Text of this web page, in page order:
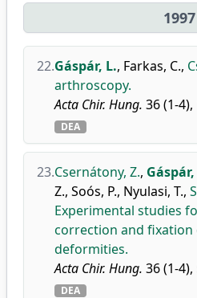
1997
22.Gáspár, L., Farkas, C.,
arthroscopy.
Acta Chir. Hung. 36 (1-
DEA
23.Csernátony, Z., Gáspár,
Z., Soós, P., Nyulasi, T.,
Experimental studies
correction and fixation
deformities.
Acta Chir. Hung. 36 (1-4),
DEA